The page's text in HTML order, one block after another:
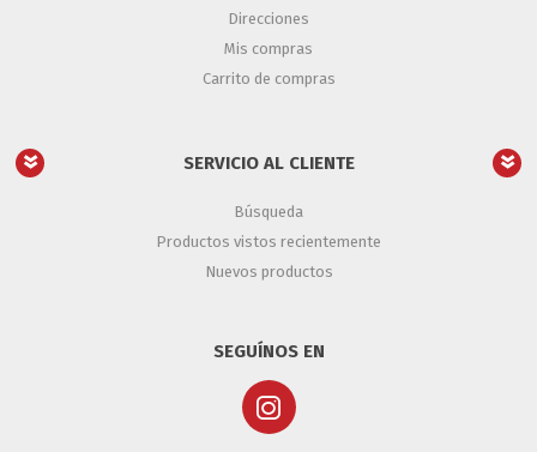
Direcciones
Mis compras
Carrito de compras
SERVICIO AL CLIENTE
Búsqueda
Productos vistos recientemente
Nuevos productos
SEGUÍNOS EN